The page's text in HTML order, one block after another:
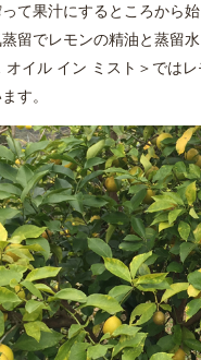
て果汁にするところから
留でレモンの精油と蒸留
オイル イン ミスト＞では
す。